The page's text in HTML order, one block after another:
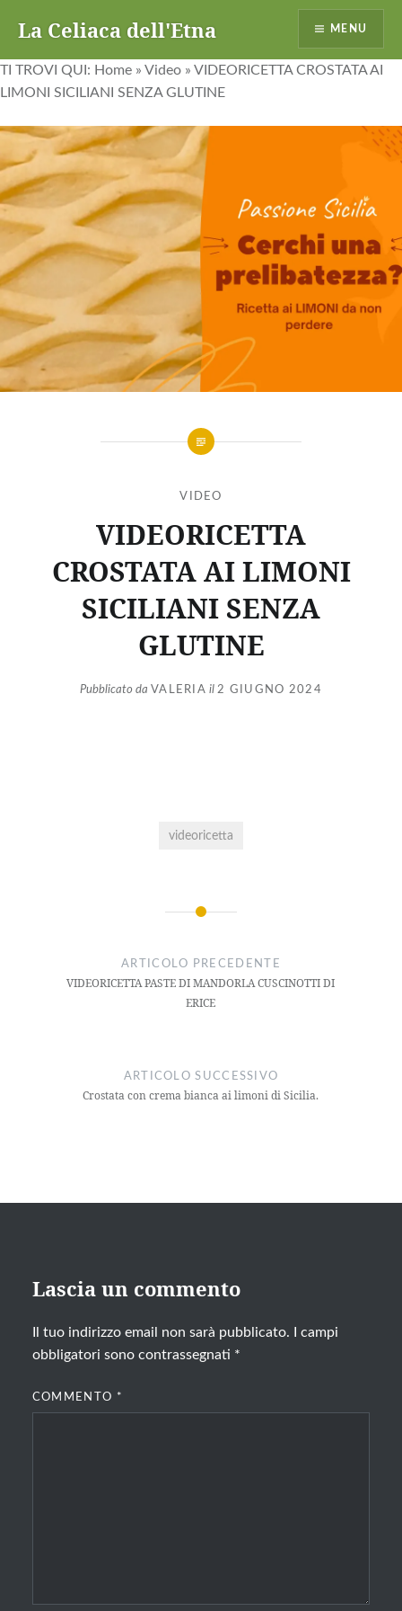
La Celiaca dell'Etna MENU
TI TROVI QUI: Home » Video » VIDEORICETTA CROSTATA AI
LIMONI SICILIANI SENZA GLUTINE
VIDEO
VIDEORICETTA
CROSTATA AI LIMONI
SICILIANI SENZA
GLUTINE
Pubblicato da VALERIA il 2 GIUGNO 2024
videoricetta
ARTICOLO PRECEDENTE
VIDEORICETTA PASTE DI MANDORLA CUSCINOTTI DI
ERICE
ARTICOLO SUCCESSIVO
Crostata con crema bianca ai limoni di Sicilia.
Lascia un commento
Il tuo indirizzo email non sarà pubblicato.
I campi
obbligatori sono contrassegnati *
COMMENTO *